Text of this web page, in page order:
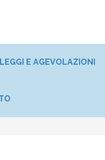
LEGGI E AGEVOLAZIONI